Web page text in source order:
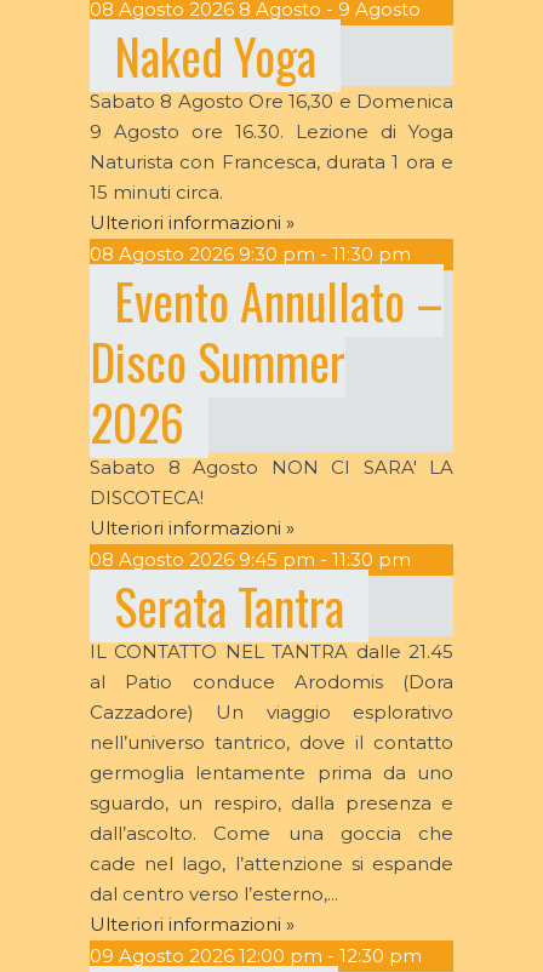
08 Agosto 2026 8 Agosto - 9 Agosto
Naked Yoga
Sabato 8 Agosto Ore 16,30 e Domenica
9 Agosto ore 16.30. Lezione di Yoga
Naturista con Francesca, durata 1 ora e
15 minuti circa.
Ulteriori informazioni »
08 Agosto 2026 9:30 pm - 11:30 pm
Evento Annullato –
Disco Summer
2026
Sabato 8 Agosto NON CI SARA' LA
DISCOTECA!
Ulteriori informazioni »
08 Agosto 2026 9:45 pm - 11:30 pm
Serata Tantra
IL CONTATTO NEL TANTRA dalle 21.45
al Patio conduce Arodomis (Dora
Cazzadore) Un viaggio esplorativo
nell’universo tantrico, dove il contatto
germoglia lentamente prima da uno
sguardo, un respiro, dalla presenza e
dall’ascolto. Come una goccia che
cade nel lago, l’attenzione si espande
dal centro verso l’esterno,...
Ulteriori informazioni »
09 Agosto 2026 12:00 pm - 12:30 pm